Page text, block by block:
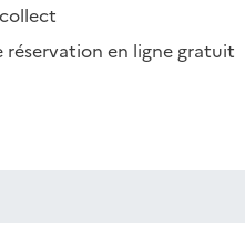
réservation en ligne gratuit